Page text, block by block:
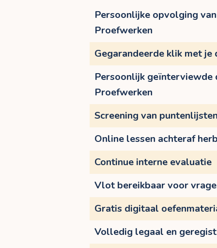
Persoonlijke opvolging
Proefwerken
Gegarandeerde klik met je
Persoonlijk geïnterviewde
Proefwerken
Screening van
Online lessen achteraf
Continue interne evaluatie
Vlot bereikbaar voor
Gratis digitaal
Volledig legaal en